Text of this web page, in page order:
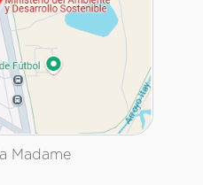
Madame